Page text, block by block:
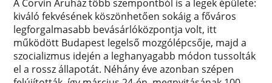
A Corvin Áruház több szempontból is a legek épülete:
kiváló fekvésének köszönhetően sokáig a főváros
legforgalmasabb bevásárlóközpontja volt, itt
működött Budapest legelső mozgólépcsője, majd a
szocializmus idején a leghanyagabb módon tussolták
el a rossz állapotát. Néhány éve azonban szépen